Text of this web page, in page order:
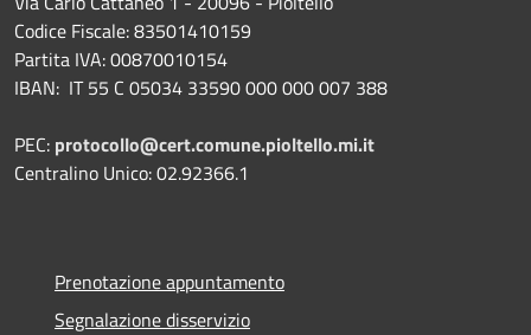
Codice Fiscale: 83501410159
Partita IVA: 00870010154
IBAN: IT 55 C 05034 33590 000 000 007 388
PEC: protocollo@cert.comune.pioltello.mi.it
Centralino Unico: 02.92366.1
Prenotazione appuntamento
Segnalazione disservizio